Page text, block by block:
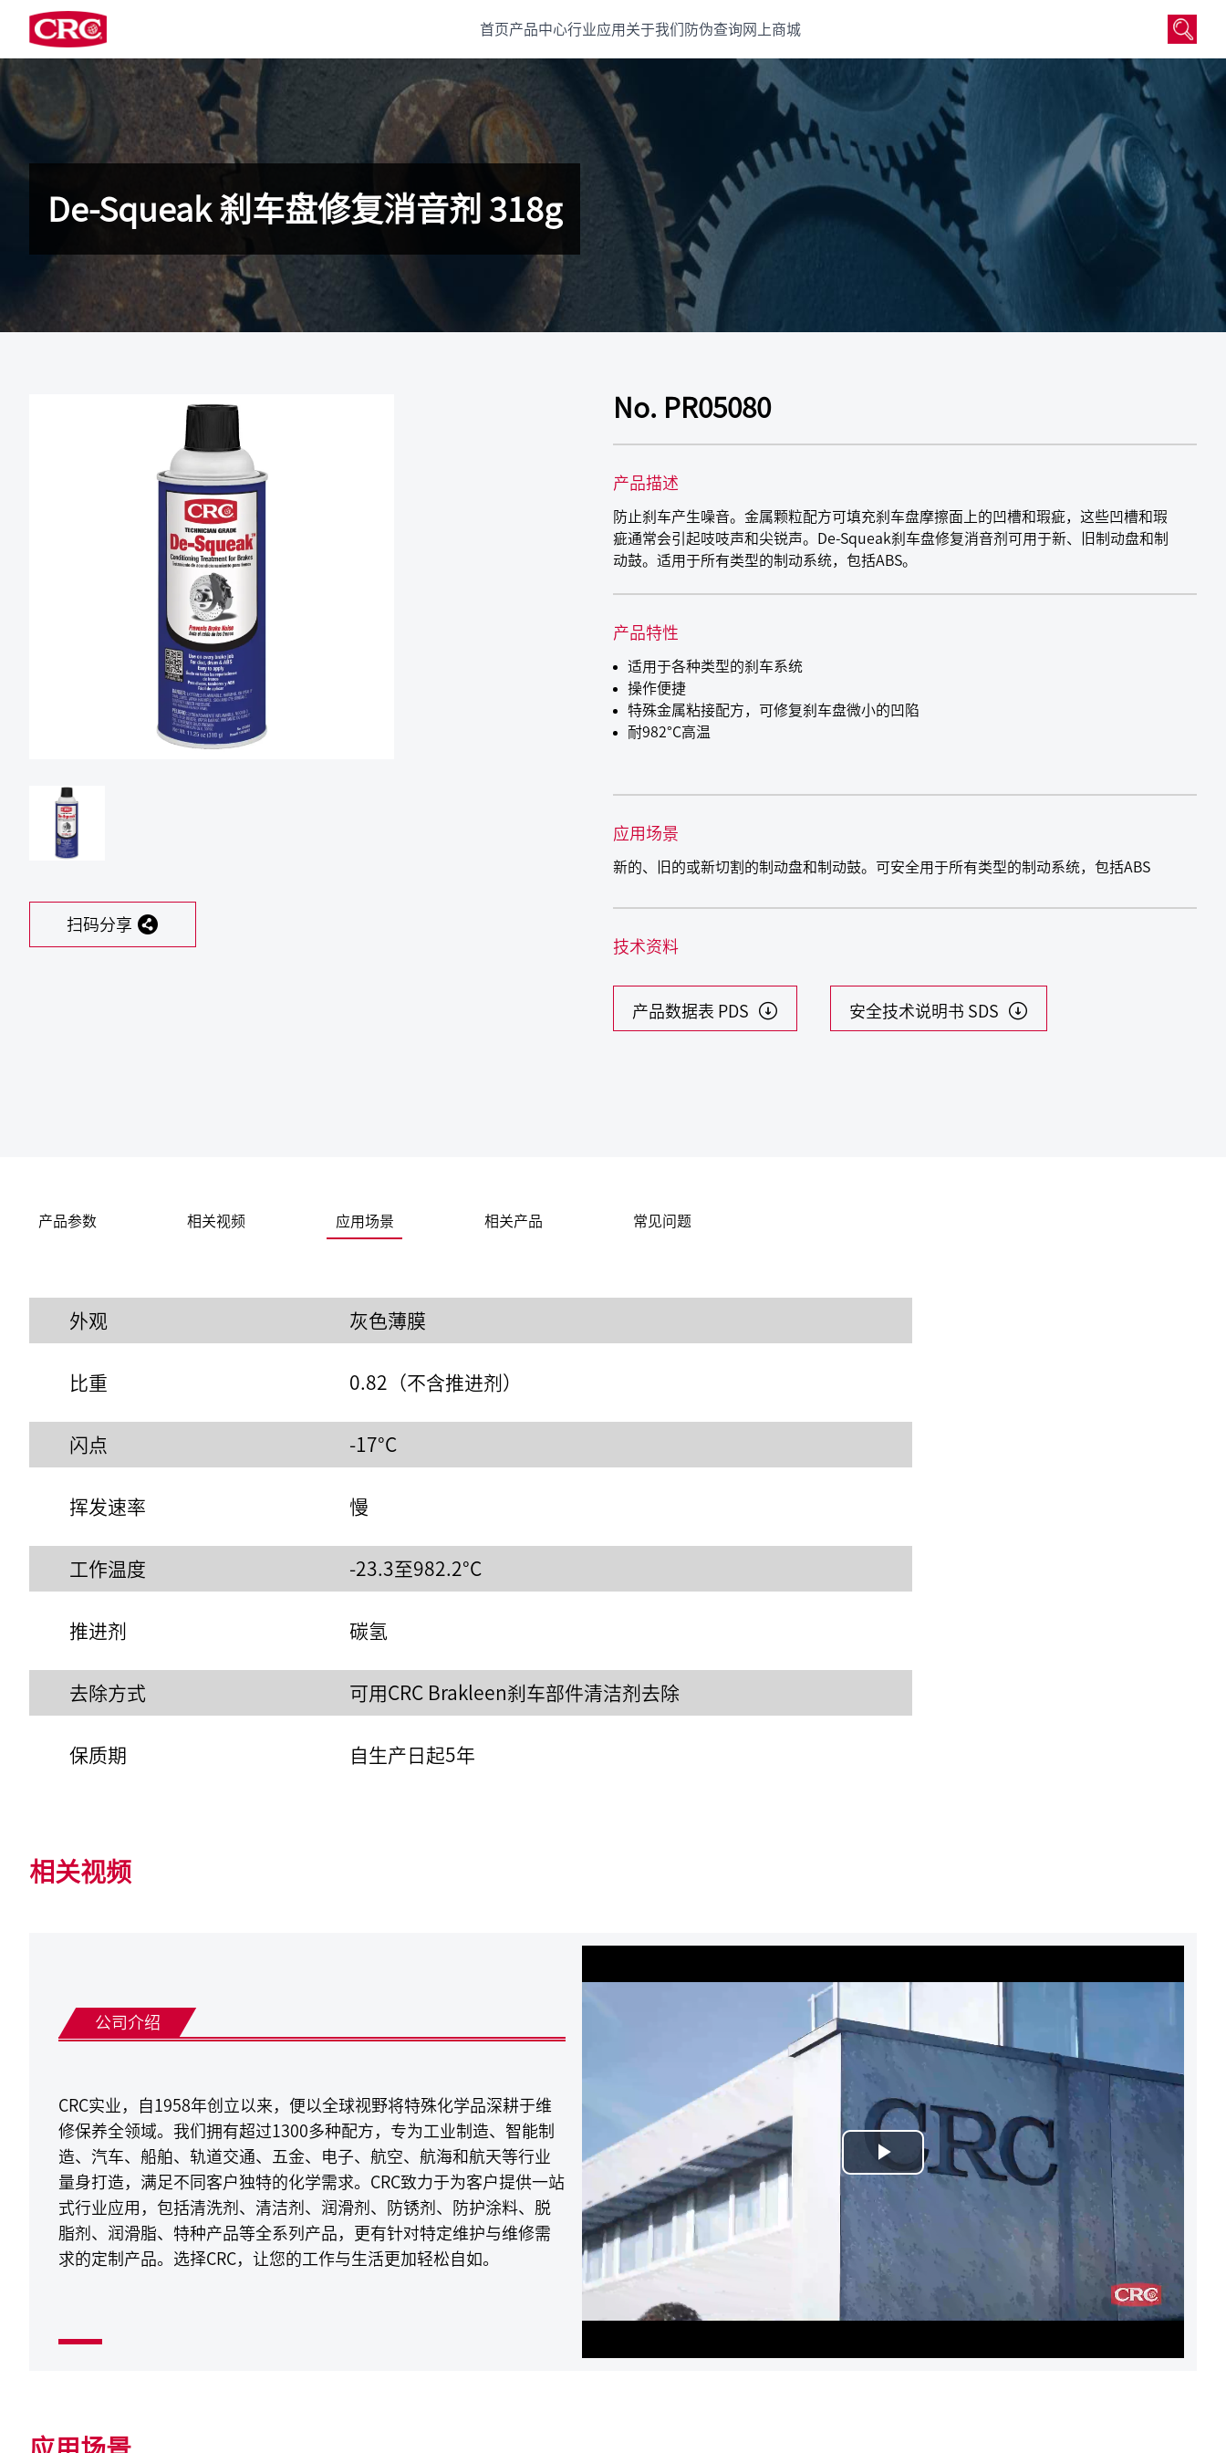
首页产品中心行业应用 关于我们 防伪查询 网上商城
De-Squeak 刹车盘修复消音剂 318g
扫码分享
No. PR05080
产品描述
防止刹车产生噪音。金属颗粒配方可填充刹车盘摩擦面上的凹槽和瑕疵，这些凹槽和瑕
疵通常会引起吱吱声和尖锐声。De-Squeak刹车盘修复消音剂可用于新、旧制动盘和制
动鼓。适用于所有类型的制动系统，包括ABS。
产品特性
适用于各种类型的刹车系统
操作便捷
特殊金属粘接配方，可修复刹车盘微小的凹陷
耐982°C高温
应用场景
新的、旧的或新切割的制动盘和制动鼓。可安全用于所有类型的制动系统，包括ABS
技术资料
产品数据表 PDS 安全技术说明书 SDS
产品参数 相关视频 应用场景 相关产品 常见问题
外观 灰色薄膜
比重 0.82（不含推进剂）
闪点 -17°C
挥发速率 慢
工作温度 -23.3至982.2°C
推进剂 碳氢
去除方式 可用CRC Brakleen刹车部件清洁剂去除
保质期 自生产日起5年
相关视频
Play
Video
公司介绍
CRC实业，自1958年创立以来，便以全球视野将特殊化学品深耕于维
修保养全领域。我们拥有超过1300多种配方，专为工业制造、智能制
造、汽车、船舶、轨道交通、五金、电子、航空、航海和航天等行业
量身打造，满足不同客户独特的化学需求。CRC致力于为客户提供一站
式行业应用，包括清洗剂、清洁剂、润滑剂、防锈剂、防护涂料、脱
脂剂、润滑脂、特种产品等全系列产品，更有针对特定维护与维修需
求的定制产品。选择CRC，让您的工作与生活更加轻松自如。